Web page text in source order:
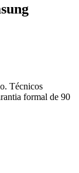
. Técnicos
formal de 90